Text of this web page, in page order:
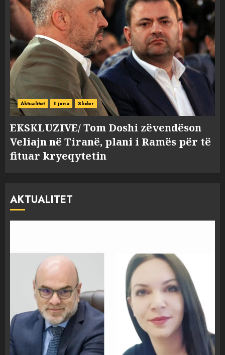
Aktualitet E jona Slider
EKSKLUZIVE/ Tom Doshi zëvendëson
Veliajn në Tiranë, plani i Ramës për të
fituar kryeqytetin
AKTUALITET